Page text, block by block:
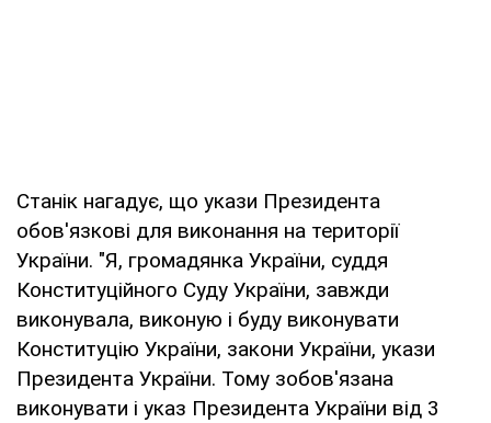
Станік нагадує, що укази Президента
обов'язкові для виконання на території
України. "Я, громадянка України, суддя
Конституційного Суду України, завжди
виконувала, виконую і буду виконувати
Конституцію України, закони України, укази
Президента України. Тому зобов'язана
виконувати і указ Президента України від 3